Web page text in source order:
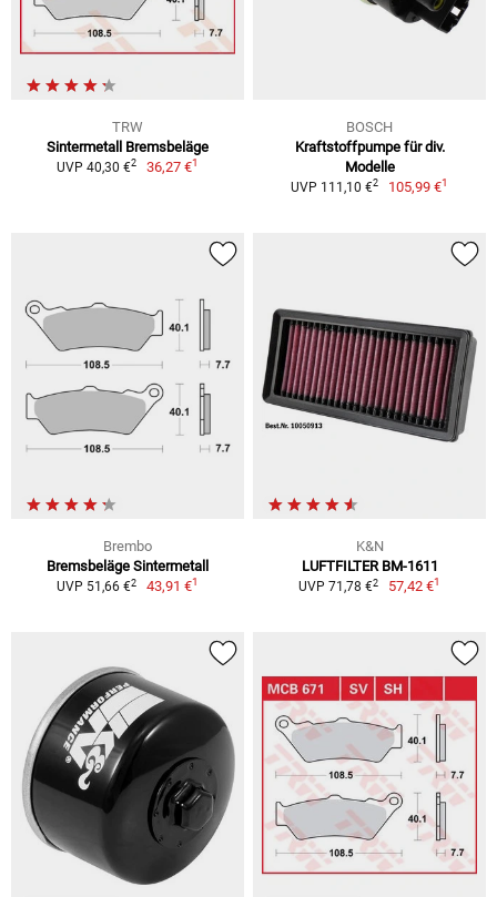
TRW
Sintermetall Bremsbeläge
UVP 40,30 €2 36,27 €1
BOSCH
Kraftstoffpumpe für div.
Modelle
UVP 111,10 €2 105,99 €1
Brembo
Bremsbeläge Sintermetall
UVP 51,66 €2 43,91 €1
K&N
LUFTFILTER BM-1611
UVP 71,78 €2 57,42 €1